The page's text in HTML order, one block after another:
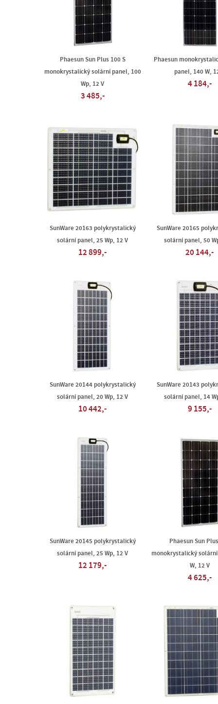
Phaesun Sun Plus 100 S
monokrystalický solární panel, 100
Wp, 12 V
3 485,-
Phaesun
panel, 140 W,
4 184,-
SunWare 20163 polykrystalický
solární panel, 25 Wp, 12 V
12 899,-
SunWare 20165
solární panel, 50
20 144,-
SunWare 20144 polykrystalický
solární panel, 20 Wp, 12 V
10 442,-
SunWare 20143
solární panel, 14
9 155,-
SunWare 20145 polykrystalický
solární panel, 25 Wp, 12 V
12 179,-
Phaesun Sun
monokrystalický
W, 12 V
4 625,-